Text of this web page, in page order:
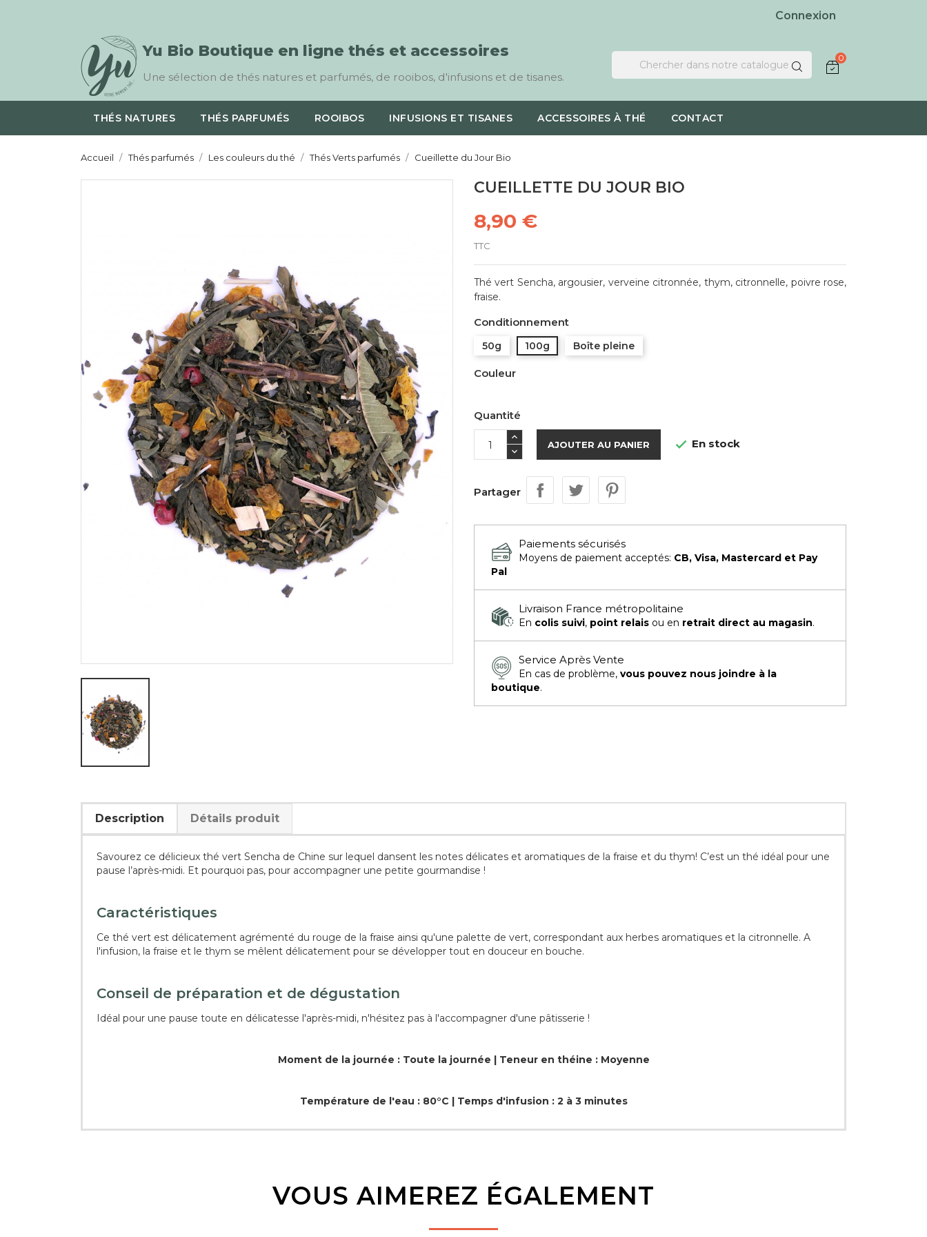
Connexion
0
Yu Bio Boutique en ligne thés et accessoires
Une sélection de thés natures et parfumés, de rooibos, d'infusions et de tisanes.
THÉS NATURES THÉS PARFUMÉS ROOIBOS INFUSIONS ET TISANES ACCESSOIRES À THÉ CONTACT
Accueil Thés parfumés Les couleurs du thé Thés Verts parfumés Cueillette du Jour Bio
CUEILLETTE DU JOUR BIO
8,90 €
TTC
Thé vert Sencha, argousier, verveine citronnée, thym, citronnelle, poivre rose,
fraise.
Conditionnement
50g 100g Boîte pleine
Couleur
Quantité
AJOUTER AU PANIER  En stock
Partager
Paiements sécurisés
Moyens de paiement acceptés: CB, Visa, Mastercard et Pay
Pal
Livraison France métropolitaine
En colis suivi, point relais ou en retrait direct au magasin.
Service Après Vente
En cas de problème, vous pouvez nous joindre à la
boutique.
Description Détails produit
Savourez ce délicieux thé vert Sencha de Chine sur lequel dansent les notes délicates et aromatiques de la fraise et du thym! C’est un thé idéal pour une
pause l’après-midi. Et pourquoi pas, pour accompagner une petite gourmandise !
Caractéristiques
Ce thé vert est délicatement agrémenté du rouge de la fraise ainsi qu'une palette de vert, correspondant aux herbes aromatiques et la citronnelle. A
l'infusion, la fraise et le thym se mêlent délicatement pour se développer tout en douceur en bouche.
Conseil de préparation et de dégustation
Idéal pour une pause toute en délicatesse l'après-midi, n'hésitez pas à l'accompagner d'une pâtisserie !
Moment de la journée : Toute la journée | Teneur en théine : Moyenne
Température de l'eau : 80°C | Temps d'infusion : 2 à 3 minutes
VOUS AIMEREZ ÉGALEMENT